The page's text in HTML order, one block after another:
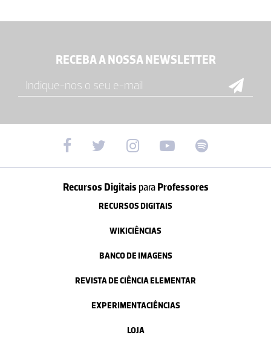
RECEBA A NOSSA NEWSLETTER
Recursos Digitais paraProfessores
RECURSOS DIGITAIS
WIKICIÊNCIAS
BANCO DE IMAGENS
REVISTA DE CIÊNCIA ELEMENTAR
EXPERIMENTACIÊNCIAS
LOJA